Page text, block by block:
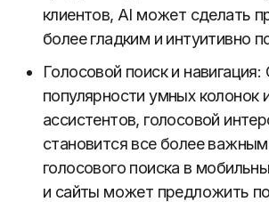
клиентов, AI может сделать
более гладким и интуитивно
Голосовой поиск и
популярности умных колонок
ассистентов, голосовой
становится все более
голосового поиска в
и сайты может предложить